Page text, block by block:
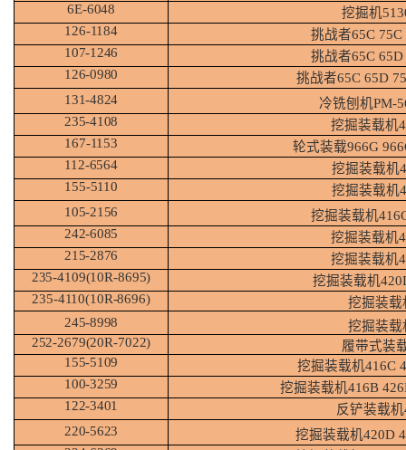
6E-6048 挖掘机
126-1184 挑战者65C 75C
107-1246 挑战者65C 65D
126-0980 挑战者65C 65D
131-4824 冷铣刨机PM-
235-4108 挖掘装载机
167-1153 轮式装载966G
112-6564 挖掘装载机
155-5110 挖掘装载机
105-2156 挖掘装载机
242-6085 挖掘装载机
215-2876 挖掘装载机
235-4109(10R-8695)
挖掘装载机
235-4110(10R-8696)
挖掘装载
245-8998
挖掘装载
252-2679(20R-7022)
履带式装
155-5109 挖掘装载机416C
100-3259 挖掘装载机416B
122-3401 反铲装载机
220-5623 挖掘装载机420D